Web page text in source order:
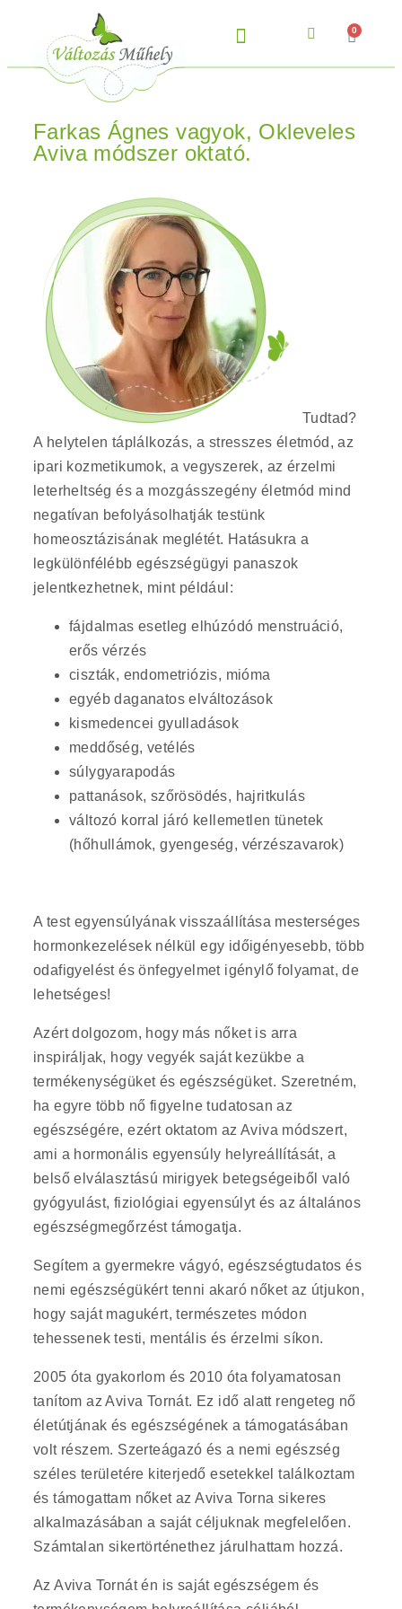
0
Farkas Ágnes vagyok, Okleveles
Aviva módszer oktató.
Tudtad?
A helytelen táplálkozás, a stresszes életmód, az
ipari kozmetikumok, a vegyszerek, az érzelmi
leterheltség és a mozgásszegény életmód mind
negatívan befolyásolhatják testünk
homeosztázisának meglétét. Hatásukra a
legkülönfélébb egészségügyi panaszok
jelentkezhetnek, mint például:
fájdalmas esetleg elhúzódó menstruáció,
erős vérzés
ciszták, endometriózis, mióma
egyéb daganatos elváltozások
kismedencei gyulladások
meddőség, vetélés
súlygyarapodás
pattanások, szőrösödés, hajritkulás
változó korral járó kellemetlen tünetek
(hőhullámok, gyengeség, vérzészavarok)
A test egyensúlyának visszaállítása mesterséges
hormonkezelések nélkül egy időigényesebb, több
odafigyelést és önfegyelmet igénylő folyamat, de
lehetséges!
Azért dolgozom, hogy más nőket is arra
inspiráljak, hogy vegyék saját kezükbe a
termékenységüket és egészségüket. Szeretném,
ha egyre több nő figyelne tudatosan az
egészségére, ezért oktatom az Aviva módszert,
ami a hormonális egyensúly helyreállítását, a
belső elválasztású mirigyek betegségeiből való
gyógyulást, fiziológiai egyensúlyt és az általános
egészségmegőrzést támogatja.
Segítem a gyermekre vágyó, egészségtudatos és
nemi egészségükért tenni akaró nőket az útjukon,
hogy saját magukért, természetes módon
tehessenek testi, mentális és érzelmi síkon.
2005 óta gyakorlom és 2010 óta folyamatosan
tanítom az Aviva Tornát. Ez idő alatt rengeteg nő
életútjának és egészségének a támogatásában
volt részem. Szerteágazó és a nemi egészség
széles területére kiterjedő esetekkel találkoztam
és támogattam nőket az Aviva Torna sikeres
alkalmazásában a saját céljuknak megfelelően.
Számtalan sikertörténethez járulhattam hozzá.
Az Aviva Tornát én is saját egészségem és